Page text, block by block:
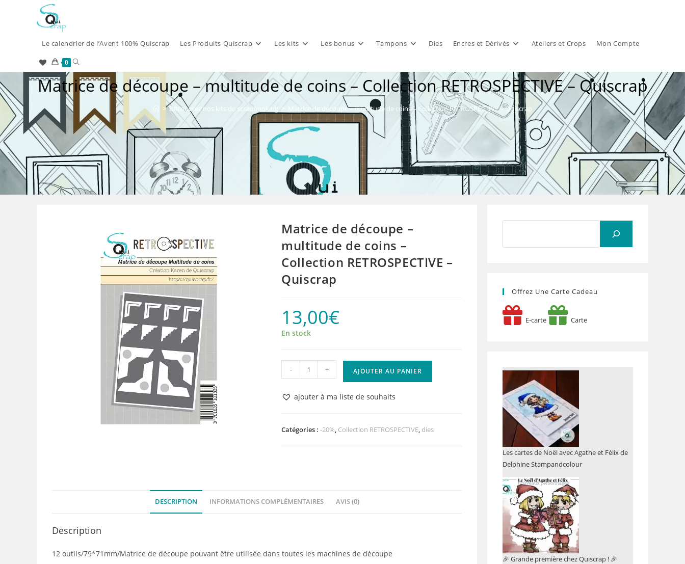
Le calendrier de l’Avent 100% Quiscrap Les Produits Quiscrap Les kits Les bonus Tampons Dies Encres et Dérivés Ateliers et Crops Mon Compte
0 Toggle
website
search
Matrice de découpe – multitude de coins – Collection RETROSPECTIVE – Quiscrap
> Découvrez nos kits de scrapbooking > Matrice de découpe – multitude de coins – Collection RETROSPECTIVE – Quiscrap
Matrice de découpe –
multitude de coins –
Collection RETROSPECTIVE –
Quiscrap
13,00€
En stock
quantité
de
Matrice
–
RETROSPECTIVE
- + AJOUTER AU PANIER
ajouter à ma liste de souhaits
Catégories :-20%, Collection RETROSPECTIVE, dies
DESCRIPTION INFORMATIONS COMPLÉMENTAIRES AVIS (0)
Description
12 outils/79*71mm/Matrice de découpe pouvant être utilisée dans toutes les machines de découpe
Offrez Une Carte Cadeau
E-carte Carte
Les cartes de Noël avec Agathe et Félix de
Delphine Stampandcolour
🎉 Grande première chez Quiscrap ! 🎉